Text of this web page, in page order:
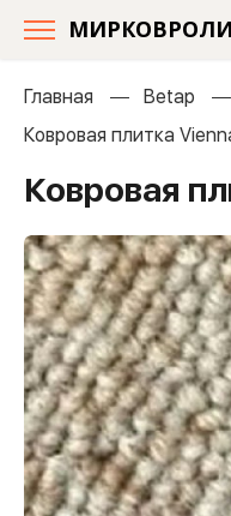
Главная Betap
Ковровая плитка
Ковровая